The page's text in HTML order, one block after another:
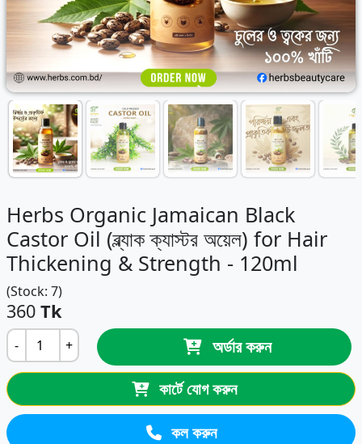
Herbs Organic Jamaican Black
Castor Oil (ব্ল্যাক ক্যাস্টর অয়েল) for Hair
Thickening & Strength - 120ml
(Stock: 7)
360 Tk
- + অর্ডার করুন
কার্টে যোগ করুন
কল করুন